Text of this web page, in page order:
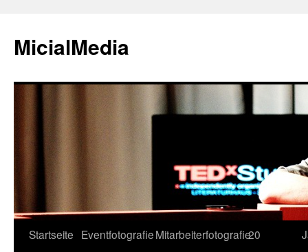
MicialMedia
Zum
Startseite EventfotografieMitarbeiterfotografie20